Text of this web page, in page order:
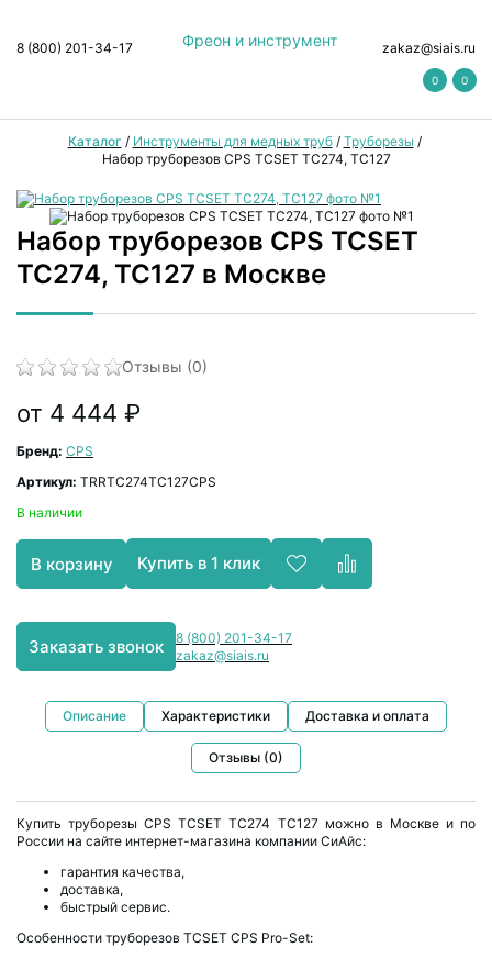
Фреон и инструмент
8 (800) 201-34-17 zakaz@siais.ru
0 0
Каталог / Инструменты для медных труб/ Труборезы /
Набор труборезов CPS TCSET TC274, TC127
Набор труборезов CPS TCSET
TC274, TC127 в Москве
Отзывы (0)
от 4 444 ₽
Бренд: CPS
Артикул: TRRTC274TC127CPS
В наличии
В корзину Купить в 1 клик
Заказать звонок
8 (800) 201-34-17
zakaz@siais.ru
Описание Характеристики Доставка и оплата
Отзывы (0)
Купить труборезы CPS TCSET TC274 TC127 можно в Москве и по
России на сайте интернет-магазина компании СиАйс:
гарантия качества,
доставка,
быстрый сервис.
Особенности труборезов TCSET CPS Pro-Set: